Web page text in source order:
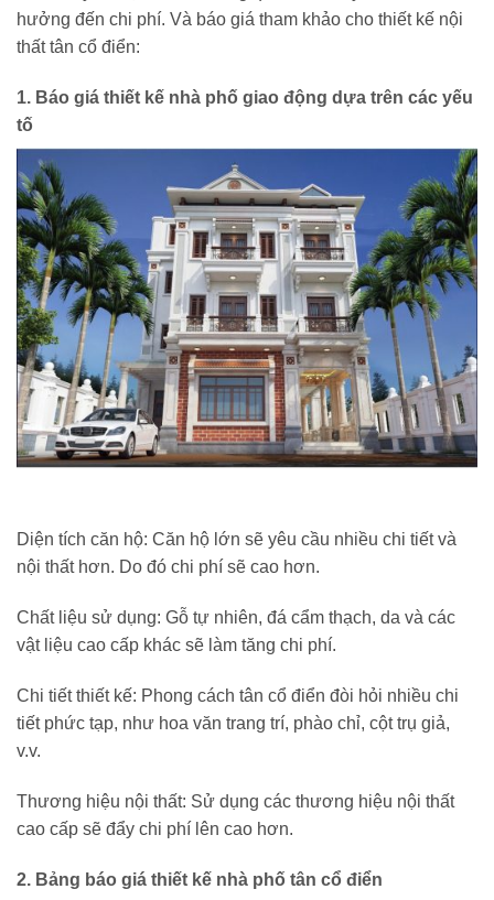
hưởng đến chi phí. Và báo giá tham khảo cho thiết kế nội
thất tân cổ điển:
1. Báo giá thiết kế nhà phố giao động dựa trên các yếu
tố
Diện tích căn hộ: Căn hộ lớn sẽ yêu cầu nhiều chi tiết và
nội thất hơn. Do đó chi phí sẽ cao hơn.
Chất liệu sử dụng: Gỗ tự nhiên, đá cẩm thạch, da và các
vật liệu cao cấp khác sẽ làm tăng chi phí.
Chi tiết thiết kế: Phong cách tân cổ điển đòi hỏi nhiều chi
tiết phức tạp, như hoa văn trang trí, phào chỉ, cột trụ giả,
v.v.
Thương hiệu nội thất: Sử dụng các thương hiệu nội thất
cao cấp sẽ đẩy chi phí lên cao hơn.
2. Bảng báo giá thiết kế nhà phố tân cổ điển